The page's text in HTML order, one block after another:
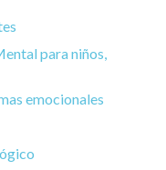
para niños,
emocionales